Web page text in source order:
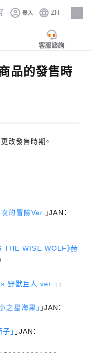
登入 ZH
人才招募
客服諮詢
品的發售時
改發售時期。
的冒險Ver. 」JAN：
THE WISE WOLF》赫
野獸巨人 ver.」 」
之星海果」 」JAN：
」 」JAN：